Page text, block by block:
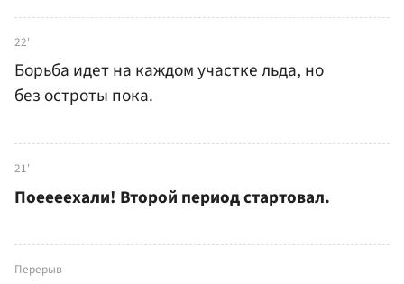
22'
Борьба идет на каждом участке льда, но
без остроты пока.
21'
Поеееехали! Второй период стартовал.
Перерыв